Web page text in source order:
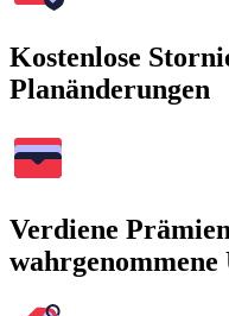
Kostenlose
Planänderungen
Verdiene